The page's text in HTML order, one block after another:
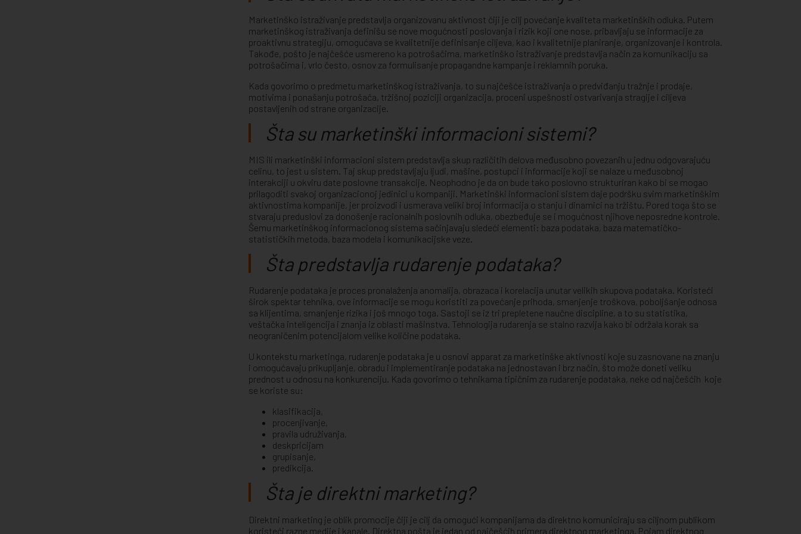
Marketinško istraživanje predstavlja organizovanu aktivnost čiji je cilj povećanje kvaliteta marketinških odluka. Putem
marketinškog istraživanja definišu se nove mogućnosti poslovanja i rizik koji one nose, pribavljaju se informacije za
proaktivnu strategiju, omogućava se kvalitetnije definisanje ciljeva, kao i kvalitetnije planiranje, organizovanje i kontrola.
Takođe, pošto je najčešće usmereno ka potrošačima, marketinško istraživanje predstavlja način za komunikaciju sa
potrošačima i, vrlo često, osnov za formulisanje propagandne kampanje i reklamnih poruka.
Kada govorimo o predmetu marketinškog istraživanja, to su najčešće istraživanja o predviđanju tražnje i prodaje,
motivima i ponašanju potrošača, tržišnoj poziciji organizacija, proceni uspešnosti ostvarivanja stragije i ciljeva
postavljenih od strane organizacije.
Šta su marketinški informacioni sistemi?
MIS ili marketinški informacioni sistem predstavlja skup različitih delova međusobno povezanih u jednu odgovarajuću
celinu, to jest u sistem. Taj skup predstavljaju ljudi, mašine, postupci i informacije koji se nalaze u međusobnoj
interakciji u okviru date poslovne transakcije. Neophodno je da on bude tako poslovno strukturiran kako bi se mogao
prilagoditi svakoj organizacionoj jedinici u kompaniji. Marketinški informacioni sistem daje podršku svim marketinškim
aktivnostima kompanije, jer proizvodi i usmerava veliki broj informacija o stanju i dinamici na tržištu. Pored toga što se
stvaraju preduslovi za donošenje racionalnih poslovnih odluka, obezbeđuje se i mogućnost njihove neposredne kontrole.
Šemu marketinškog informacionog sistema sačinjavaju sledeći elementi: baza podataka, baza matematičko-
statističkih metoda, baza modela i komunikacijske veze.
Šta predstavlja rudarenje podataka?
Rudarenje podataka je proces pronalaženja anomalija, obrazaca i korelacija unutar velikih skupova podataka. Koristeći
širok spektar tehnika, ove informacije se mogu koristiti za povećanje prihoda, smanjenje troškova, poboljšanje odnosa
sa klijentima, smanjenje rizika i još mnogo toga. Sastoji se iz tri prepletene naučne discipline, a to su statistika,
veštačka inteligencija i znanja iz oblasti mašinstva. Tehnologija rudarenja se stalno razvija kako bi održala korak sa
neograničenim potencijalom velike količine podataka.
U kontekstu marketinga, rudarenje podataka je u osnovi apparat za marketinške aktivnosti koje su zasnovane na znanju
i omogućavaju prikupljanje, obradu i implementiranje podataka na jednostavan i brz način, što može doneti veliku
prednost u odnosu na konkurenciju. Kada govorimo o tehnikama tipičnim za rudarenje podataka, neke od najčešćih koje
se koriste su:
klasifikacija,
procenjivanje,
pravila udruživanja,
deskpricijam
grupisanje,
predikcija.
Šta je direktni marketing?
Direktni marketing je oblik promocije čiji je cilj da omogući kompanijama da direktno komuniciraju sa ciljnom publikom
koristeći razne medije i kanale. Direktna pošta je jedan od najčešćih primera direktnog marketinga. Pojam direktnog